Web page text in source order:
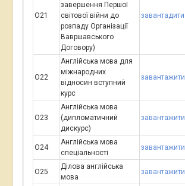
О21
завершення Першої
світової війни до
розпаду Організації
Вавршавського
Договору)
завантадити
О22
Англійська мова для
міжнародних
відносин вступний
курс
завантажити
О23
Англійська мова
(дипломатичний
дискурс)
завантажити
О24
Англійська мова
спеціальності
завантажити
О25
Ділова англійська
мова
завантажити